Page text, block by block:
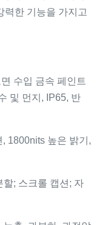
력한 기능을 가지고
수입 금속 페인트
및 먼지, IP65, 반
1800nits 높은 밝기,
할; 스크롤 캡션; 자